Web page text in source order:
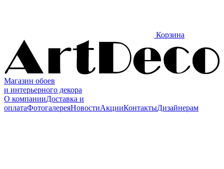
Корзина
Магазин обоев
и интерьерного декора
О компанииДоставка и
оплатаФотогалереяНовостиАкцииКонтактыДизайнерам